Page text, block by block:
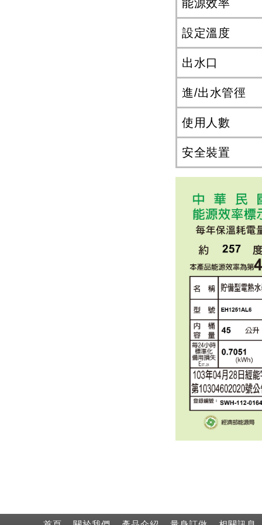
能源效率
設定溫度
出水口
進/出水管徑
使用人數
安全裝置